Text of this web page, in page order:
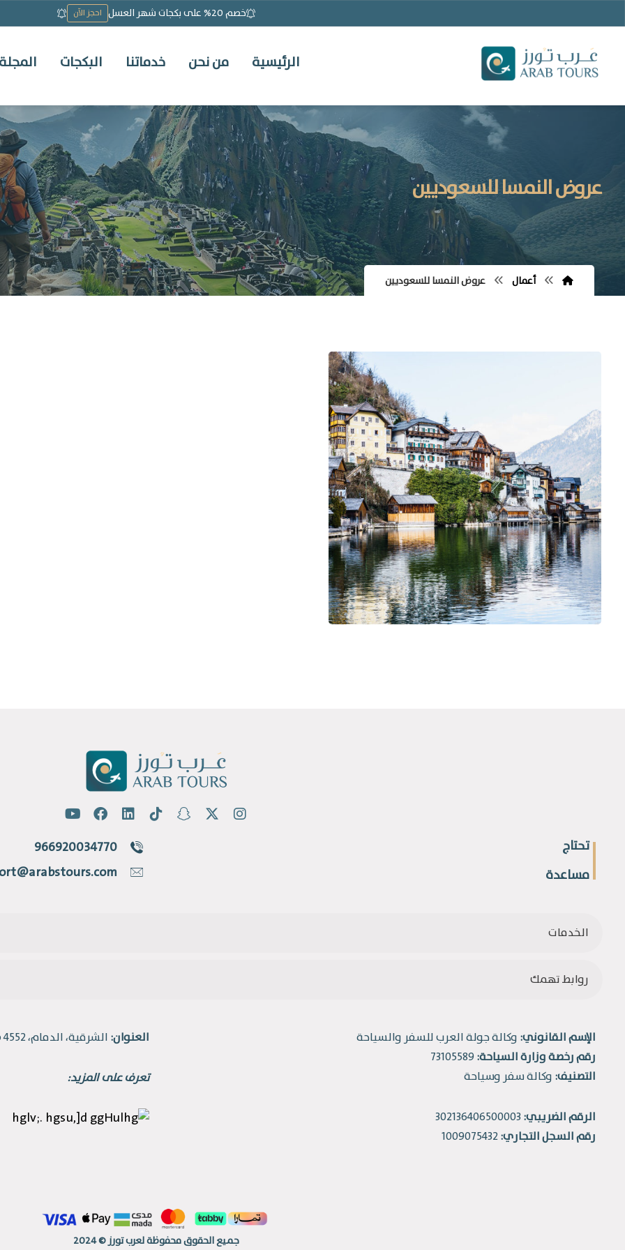
خصم 20% على بكجات شهر العسل احجز الآن
الرئيسية من نحن خدماتنا البكجات
عروض النمسا للسعوديين
أعمال عروض النمسا للسعوديين
تحتاج
مساعدة
966920034770
الخدمات
روابط تهمك
الإسم القانوني: وكالة جولة العرب للسفر والسياحة
رقم رخصة وزارة السياحة:
التصنيف: وكالة سفر وسياحة
الرقم الضريبي:
رقم السجل التجاري:
العنوان: الشرقية، الدمام، 4552 طريق الملك فهد، حي القادسية.
تعرف على المزيد:
جميع الحقوق محفوظة لعرب تورز © 2024